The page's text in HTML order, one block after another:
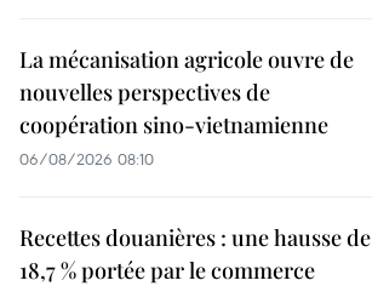
La mécanisation agricole ouvre de
nouvelles perspectives de
coopération sino-vietnamienne
06/08/2026 08:10
Recettes douanières : une hausse de
18,7 % portée par le commerce